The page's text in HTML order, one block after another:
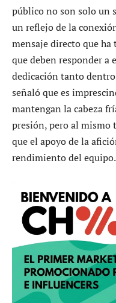
público no son solo un
un reflejo de la
mensaje directo que
que deben responder a
dedicación tanto
señaló que es
mantengan la cabeza
presión, pero al mismo
que el apoyo de la
rendimiento del equipo.